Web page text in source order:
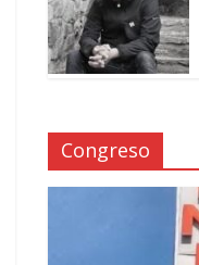
Congreso